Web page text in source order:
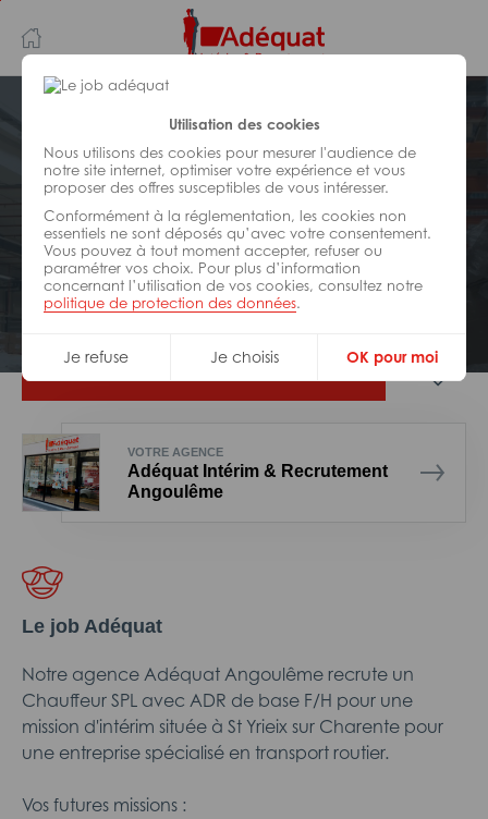
Utilisation des cookies
Nous utilisons des cookies pour mesurer l'audience de
notre site internet, optimiser votre expérience et vous
proposer des offres susceptibles de vous intéresser.
Conformément à la réglementation, les cookies non
essentiels ne sont déposés qu’avec votre consentement.
Vous pouvez à tout moment accepter, refuser ou
paramétrer vos choix. Pour plus d’information
concernant l’utilisation de vos cookies, consultez notre
politique de protection des données.
Je refuse Je choisis OK pour moi
au
contenu
principal
navigation
LOGISTIQUE
Réf : 007-323027
Chauffeurs spl H/F
Interim Saint-Yrieix-sur-Charente
VOTRE AGENCE
Adéquat Intérim & Recrutement
Angoulême
Le job Adéquat
Notre agence Adéquat Angoulême recrute un
Chauffeur SPL avec ADR de base F/H pour une
mission d'intérim située à St Yrieix sur Charente pour
une entreprise spécialisé en transport routier.
Vos futures missions :